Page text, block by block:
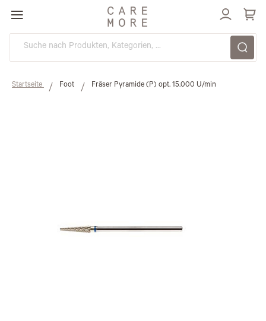
Direkt
zum
Inhalt
Startseite Foot Fräser Pyramide (P) opt. 15.000 U/min